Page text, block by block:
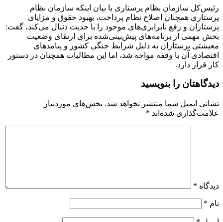
رئیس‌کل سازمان نظام پرستاری با بیان اینکه سازمان نظام
پرستاری همچنان اصلاح نظام پرداخت، بهبود حقوق و مزایای
پرستاران و رفع نابرابری‌های موجود را با جدیت دنبال می‌کند، گفت:
بخش مهمی از برنامه‌های پیش‌بینی‌شده برای ارتقای وضعیت
معیشتی پرستاران به دلیل شرایط جنگی کشور و پیامدهای
اقتصادی آن با وقفه مواجه شد، اما این مطالبات همچنان در دستور
کار قرار دارد.
دیدگاهتان را بنویسید
نشانی ایمیل شما منتشر نخواهد شد. بخش‌های موردنیاز
علامت‌گذاری شده‌اند *
دیدگاه *
نام *